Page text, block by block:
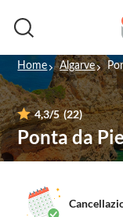
Home Algarve
4,3/5 (22)
Ponta da